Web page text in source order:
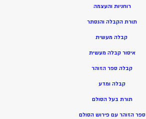
רוחניות והעצמה
תורת הקבלה והנסתר
קבלה מעשית
איסור קבלה מעשית
קבלה ספר הזוהר
קבלה ומדע
תורת בעל הסולם
ספר הזוהר עם פירוש הסולם